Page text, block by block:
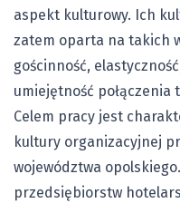
aspekt kulturowy. Ich
zatem oparta na takich
gościnność,
umiejętność połączenia
Celem pracy jest
kultury organizacyjnej
województwa
przedsiębiorstw